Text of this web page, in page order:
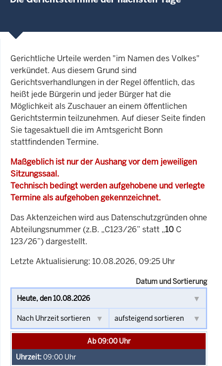
Gerichtliche Urteile werden "im Namen des Volkes"
verkündet. Aus diesem Grund sind
Gerichtsverhandlungen in der Regel öffentlich, das
heißt jede Bürgerin und jeder Bürger hat die
Möglichkeit als Zuschauer an einem öffentlichen
Gerichtstermin teilzunehmen. Auf dieser Seite finden
Sie tagesaktuell die im Amtsgericht Bonn
stattfindenden Termine.
Maßgeblich ist nur der Aushang vor dem jeweiligen
Sitzungssaal.
Technisch bedingt werden aufgehobene und verlegte
Termine als aufgehoben gekennzeichnet.
Das Aktenzeichen wird aus Datenschutzgründen ohne
Abteilungsnummer (z.B. „C123/26” statt „10 C
123/26”) dargestellt.
Letzte Aktualisierung: 10.08.2026, 09:25 Uhr
Datum und Sortierung
Ab 09:00 Uhr
09:00 Uhr